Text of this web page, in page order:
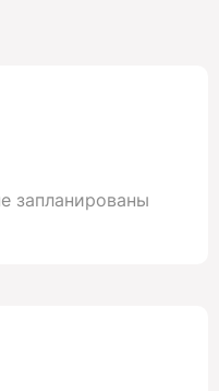
запланированы